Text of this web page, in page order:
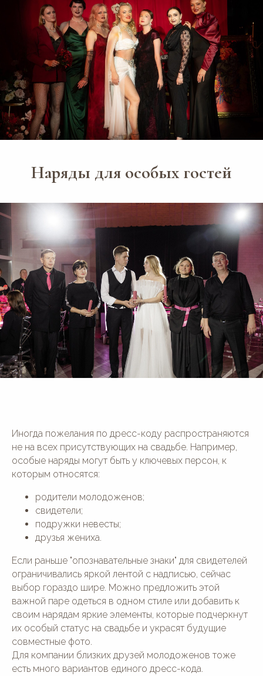
Наряды для особых гостей
Иногда пожелания по дресс-коду распространяются
не на всех присутствующих на свадьбе. Например,
особые наряды могут быть у ключевых персон, к
которым относятся:
родители молодоженов;
свидетели;
подружки невесты;
друзья жениха.
Если раньше "опознавательные знаки" для свидетелей
ограничивались яркой лентой с надписью, сейчас
выбор гораздо шире. Можно предложить этой
важной паре одеться в одном стиле или добавить к
своим нарядам яркие элементы, которые подчеркнут
их особый статус на свадьбе и украсят будущие
совместные фото.
Для компании близких друзей молодоженов тоже
есть много вариантов единого дресс-кода.